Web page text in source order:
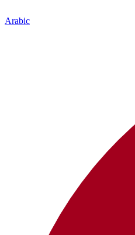
Arabic